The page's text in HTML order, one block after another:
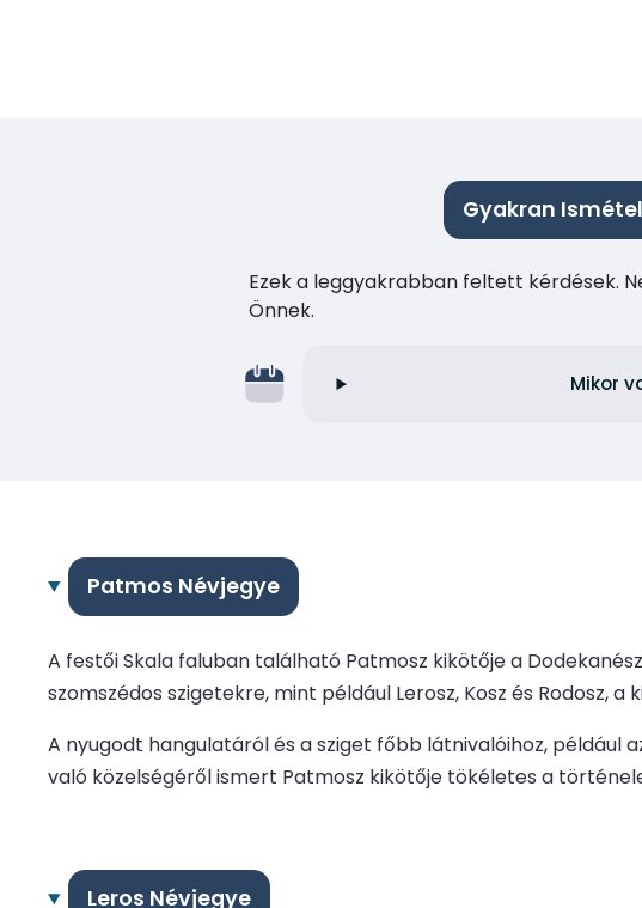
Gyakran
Ezek a leggyakrabban feltett kérdések.
Önnek.
Mikor
Patmos Névjegye
A festői Skala faluban található Patmosz kikötője a
szomszédos szigetekre, mint például Lerosz, Kosz és
A nyugodt hangulatáról és a sziget főbb látnivalóihoz, például
való közelségéről ismert Patmosz kikötője tökéletes a
Leros Névjegye